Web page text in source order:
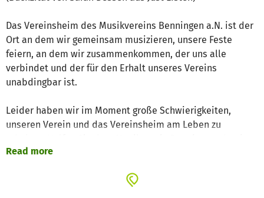
Das Vereinsheim des Musikvereins Benningen a.N. ist der
Ort an dem wir gemeinsam musizieren, unsere Feste
feiern, an dem wir zusammenkommen, der uns alle
verbindet und der für den Erhalt unseres Vereins
unabdingbar ist.
Leider haben wir im Moment große Schwierigkeiten,
unseren Verein und das Vereinsheim am Leben zu
wir das Vereinsheim weiter erhalten können und somit
Zukunft weiter unsere Feste feiern und gemeinsam
Read more